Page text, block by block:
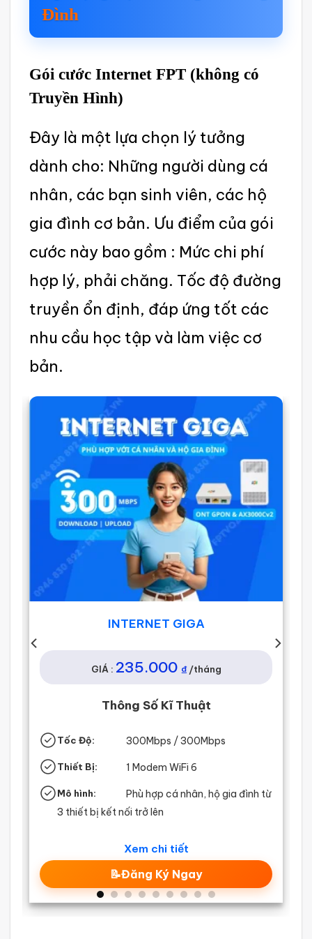
Đình‌
Gói cước Inter‌net FPT (không có
Truyền Hình)‌
Đây là một lựa chọn lý tưởng
dành cho: ‌Những ngườ‌i dùng cá
nhân, các bạn sinh viên, các hộ
gia đình cơ bản. Ưu điểm của gói
cước này bao gồm : Mức chi phí
hợp lý, phải chăng. Tốc độ đường
truy‌ền ổn định‌, đáp ứng tốt các
nhu cầu học tập và làm việc cơ
bản.
INTERNET GIGA
GIÁ : 235.000 ₫ /tháng
Thông Số Kĩ Thuật
Tốc Độ: 300Mbps / 300Mbps
Thiết Bị: 1 Modem WiFi 6
Mô hình:
Phù hợp cá nhân, hộ gia đình từ
3 thiết bị kết nối trở lên
Xem chi tiết
📝Đăng Ký Ngay